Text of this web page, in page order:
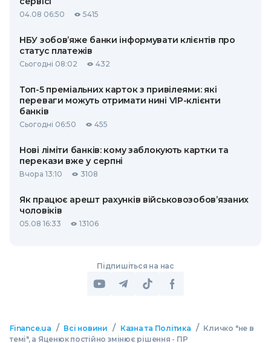
04.08 06:50 5415
НБУ зобов’яже банки інформувати клієнтів про
статус платежів
Сьогодні 08:02 432
Топ-5 преміальних карток з привілеями: які
переваги можуть отримати нині VIP-клієнти
банків
Сьогодні 06:50 455
Нові ліміти банків: кому заблокують картки та
перекази вже у серпні
Вчора 13:10 3108
Як працює арешт рахунків військовозобов’язаних
чоловіків
05.08 16:33 13106
Підпишіться на нас
Finance.ua / Всі новини / Казна та Політика / Кличко "не в
темі", а Яценюк постійно змінює рішення - ПР